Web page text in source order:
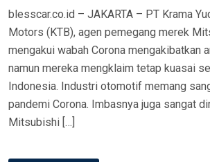
blesscar.co.id – JAKARTA – PT Krama
Motors (KTB), agen pemegang merek
mengakui wabah Corona mengakibatkan
namun mereka mengklaim tetap kuasai
Indonesia. Industri otomotif memang
pandemi Corona. Imbasnya juga sangat
Mitsubishi […]